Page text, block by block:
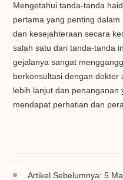
Mengetahui tanda-tanda
pertama yang penting
dan kesejahteraan secara
salah satu dari tanda-tanda
gejalanya sangat
berkonsultasi dengan dokter
lebih lanjut dan penanganan
mendapat perhatian dan
Artikel Sebelumnya:5